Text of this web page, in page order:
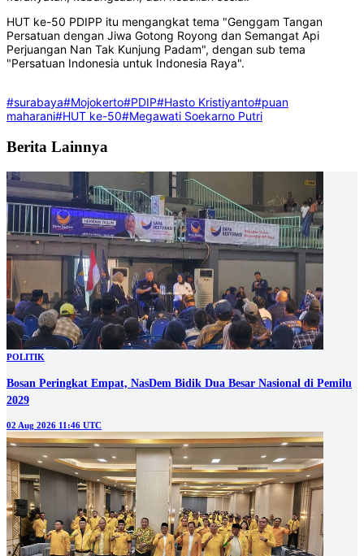
HUT ke-50 PDIPP itu mengangkat tema "Genggam Tangan
Persatuan dengan Jiwa Gotong Royong dan Semangat Api
Perjuangan Nan Tak Kunjung Padam", dengan sub tema
"Persatuan Indonesia untuk Indonesia Raya".
#surabaya#Mojokerto#PDIP#Hasto Kristiyanto#puan
maharani#HUT ke-50#Megawati Soekarno Putri
Berita Lainnya
POLITIK
Bosan Peringkat Empat, NasDem Bidik Dua Besar Nasional di Pemilu
2029
02 Aug 2026 11:46 UTC